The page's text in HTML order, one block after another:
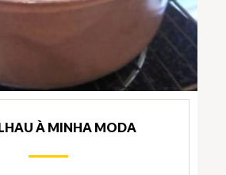
À MINHA MODA